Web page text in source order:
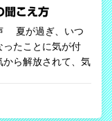
聞こえ方
夏が過ぎ、いつ
ったことに気が付
から解放されて、気